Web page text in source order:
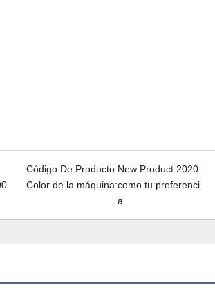
Código De Producto:New Product 2020
Color de la máquina:como tu preferenci
a